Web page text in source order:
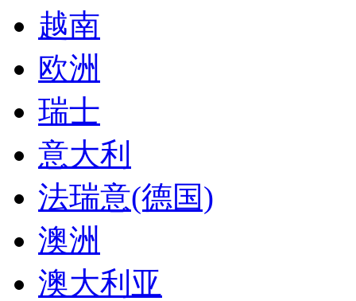
越南
欧洲
瑞士
意大利
法瑞意(德国)
澳洲
澳大利亚